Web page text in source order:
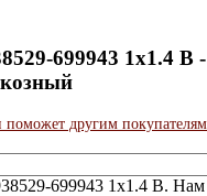
699943 1x1.4 В
другим
699943 1x1.4 В.